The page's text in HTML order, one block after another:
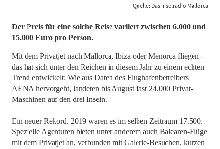
Quelle: Das Inselradio Mallorca
Der Preis für eine solche Reise variiert zwischen 6.000 und
15.000 Euro pro Person.
Mit dem Privatjet nach Mallorca, Ibiza oder Menorca fliegen -
das hat sich unter den Reichen in diesem Jahr zu einem echten
Trend entwickelt: Wie aus Daten des Flughafenbetreibers
AENA hervorgeht, landeten bis August fast 24.000 Privat-
Maschinen auf den drei Inseln.
Ein neuer Rekord, 2019 waren es im selben Zeitraum 17.500.
Spezielle Agenturen bieten unter anderem auch Balearen-Flüge
mit dem Privatjet an, verbunden mit Galerie-Besuchen, kurzen